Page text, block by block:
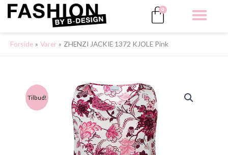
Gå
0
Kurv
Forside Varer ZHENZI JACKIE 1372 KJOLE Pink
Tilbud!